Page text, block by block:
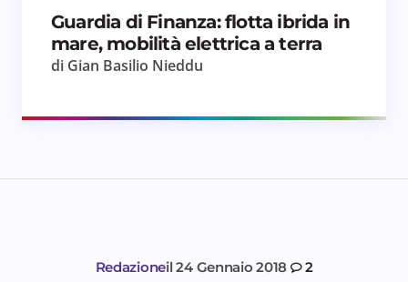
Guardia di Finanza: flotta ibrida in
mare, mobilità elettrica a terra
di Gian Basilio Nieddu
Redazioneil 24 Gennaio 2018 2